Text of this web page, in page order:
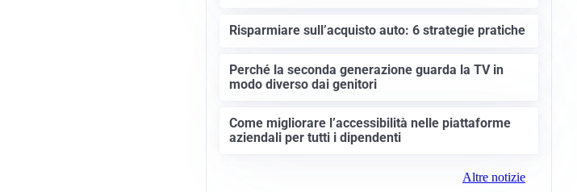
Risparmiare sull’acquisto auto: 6 strategie pratiche
Perché la seconda generazione guarda la TV in
modo diverso dai genitori
Come migliorare l’accessibilità nelle piattaforme
aziendali per tutti i dipendenti
Altre notizie